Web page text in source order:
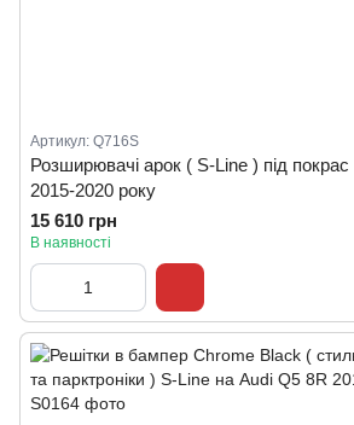
Артикул: Q716S
Розширювачі арок ( S-Line ) під
2015-2020 року
15 610 грн
В наявності